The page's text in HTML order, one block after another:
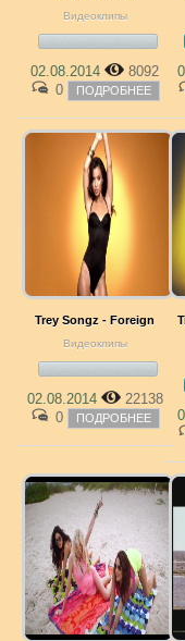
Видеоклипы
02.08.2014
8092
0
ПОДРОБНЕЕ
Trey Songz - Foreign
Видеоклипы
02.08.2014
22138
0
ПОДРОБНЕЕ